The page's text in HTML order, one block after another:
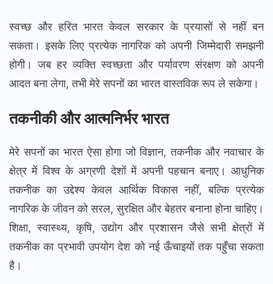
स्वच्छ और हरित भारत केवल सरकार के प्रयासों से नहीं बन
सकता। इसके लिए प्रत्येक नागरिक को अपनी जिम्मेदारी समझनी
होगी। जब हर व्यक्ति स्वच्छता और पर्यावरण संरक्षण को अपनी
आदत बना लेगा, तभी मेरे सपनों का भारत वास्तविक रूप ले सकेगा।
तकनीकी और आत्मनिर्भर भारत
मेरे सपनों का भारत ऐसा होगा जो विज्ञान, तकनीक और नवाचार के
क्षेत्र में विश्व के अग्रणी देशों में अपनी पहचान बनाए। आधुनिक
तकनीक का उद्देश्य केवल आर्थिक विकास नहीं, बल्कि प्रत्येक
नागरिक के जीवन को सरल, सुरक्षित और बेहतर बनाना होना चाहिए।
शिक्षा, स्वास्थ्य, कृषि, उद्योग और प्रशासन जैसे सभी क्षेत्रों में
तकनीक का प्रभावी उपयोग देश को नई ऊँचाइयों तक पहुँचा सकता
है।